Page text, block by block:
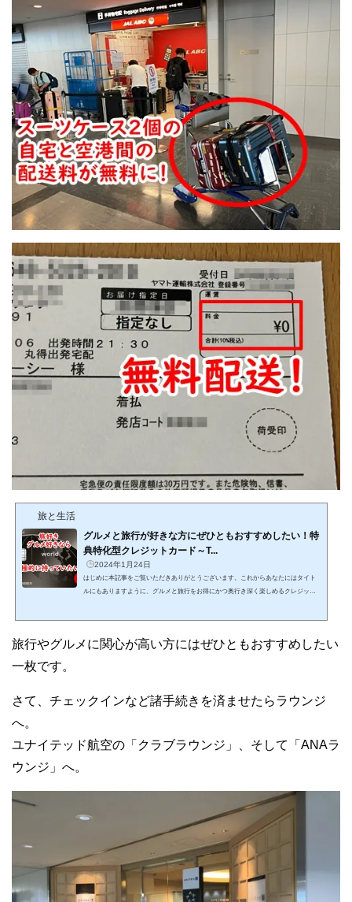
旅と生活
グルメと旅行が好きな方にぜひともおすすめしたい！特
典特化型クレジットカード～T...
2024年1月24日
はじめに本記事をご覧いただきありがとうございます。これからあなたにはタイト
ルにもありますように、グルメと旅行をお得にかつ奥行き深く楽しめるクレジット
ステイタスなどを活用した旅行をしていますので、当ブログの記事を通してあなた
旅行やグルメに関心が高い方にはぜひともおすすめしたい
一枚です。
さて、チェックインなど諸手続きを済ませたらラウンジ
へ。
ユナイテッド航空の「クラブラウンジ」、そして「ANAラ
ウンジ」へ。